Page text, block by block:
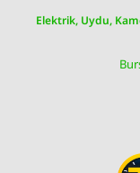
Elektrik, Uydu,